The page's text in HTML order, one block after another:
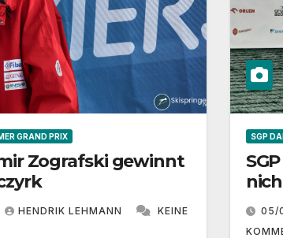
GRAND PRIX
Zografski gewinnt
HENDRIK LEHMANN
KEINE
SGP
05/